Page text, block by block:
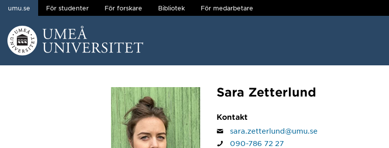
Hoppa direkt till innehållet
umu.se För studenter För forskare Bibliotek För medarbetare
Sara Zetterlund
Kontakt
sara.zetterlund@umu.se
090-786 72 27